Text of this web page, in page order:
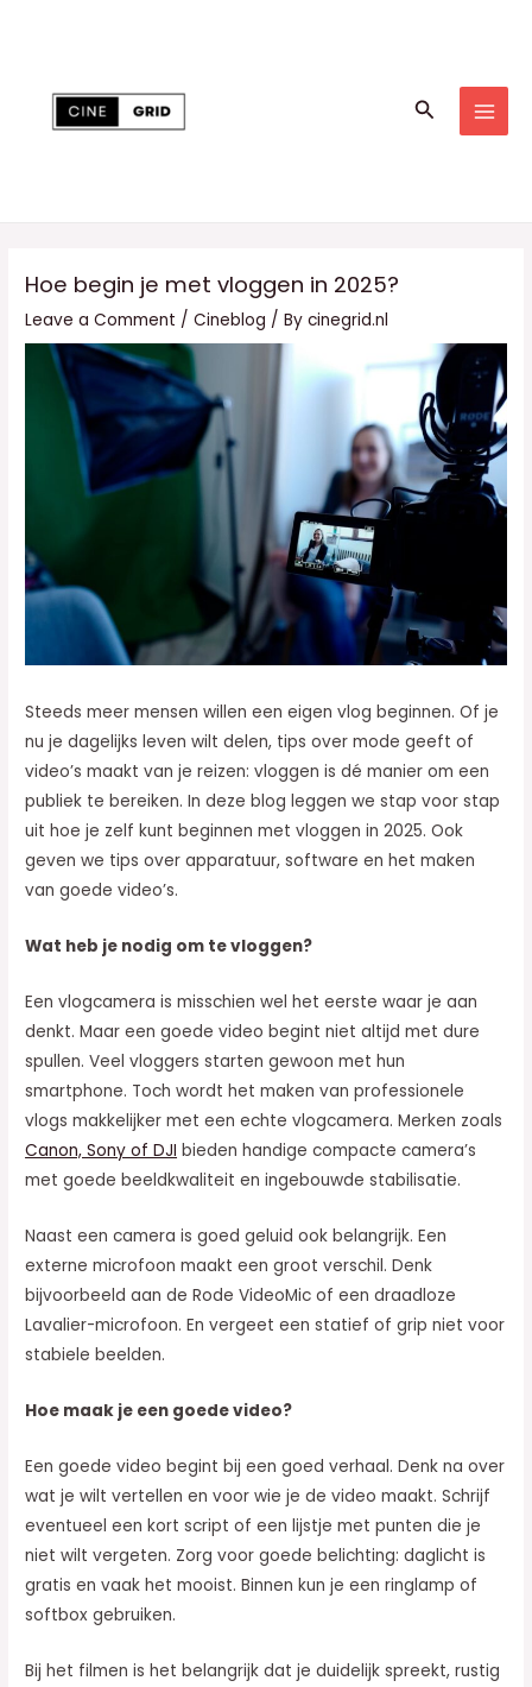
Search
Hoe begin je met vloggen in 2025?
Leave a Comment /Cineblog / Bycinegrid.nl
Steeds meer mensen willen een eigen vlog beginnen. Of je
nu je dagelijks leven wilt delen, tips over mode geeft of
video’s maakt van je reizen: vloggen is dé manier om een
publiek te bereiken. In deze blog leggen we stap voor stap
uit hoe je zelf kunt beginnen met vloggen in 2025. Ook
geven we tips over apparatuur, software en het maken
van goede video’s.
Wat heb je nodig om te vloggen?
Een vlogcamera is misschien wel het eerste waar je aan
denkt. Maar een goede video begint niet altijd met dure
spullen. Veel vloggers starten gewoon met hun
smartphone. Toch wordt het maken van professionele
vlogs makkelijker met een echte vlogcamera. Merken zoals
Canon, Sony of DJI bieden handige compacte camera’s
met goede beeldkwaliteit en ingebouwde stabilisatie.
Naast een camera is goed geluid ook belangrijk. Een
externe microfoon maakt een groot verschil. Denk
bijvoorbeeld aan de Rode VideoMic of een draadloze
Lavalier-microfoon. En vergeet een statief of grip niet voor
stabiele beelden.
Hoe maak je een goede video?
Een goede video begint bij een goed verhaal. Denk na over
wat je wilt vertellen en voor wie je de video maakt. Schrijf
eventueel een kort script of een lijstje met punten die je
niet wilt vergeten. Zorg voor goede belichting: daglicht is
gratis en vaak het mooist. Binnen kun je een ringlamp of
softbox gebruiken.
Bij het filmen is het belangrijk dat je duidelijk spreekt, rustig